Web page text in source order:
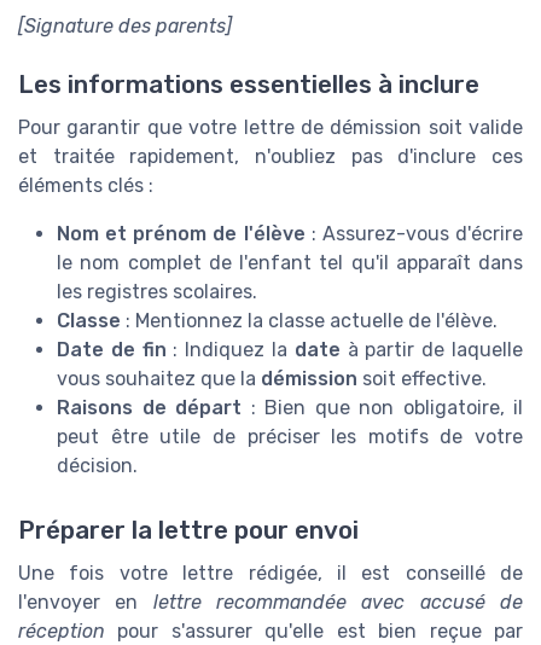
[Signature des parents]
Les informations essentielles à inclure
Pour garantir que votre lettre de démission soit valide
et traitée rapidement, n'oubliez pas d'inclure ces
éléments clés :
Nom et prénom de l'élève : Assurez-vous d'écrire
le nom complet de l'enfant tel qu'il apparaît dans
les registres scolaires.
Classe : Mentionnez la classe actuelle de l'élève.
Date de fin : Indiquez la date à partir de laquelle
vous souhaitez que la démission soit effective.
Raisons de départ : Bien que non obligatoire, il
peut être utile de préciser les motifs de votre
décision.
Préparer la lettre pour envoi
Une fois votre lettre rédigée, il est conseillé de
l'envoyer en lettre recommandée avec accusé de
réception pour s'assurer qu'elle est bien reçue par